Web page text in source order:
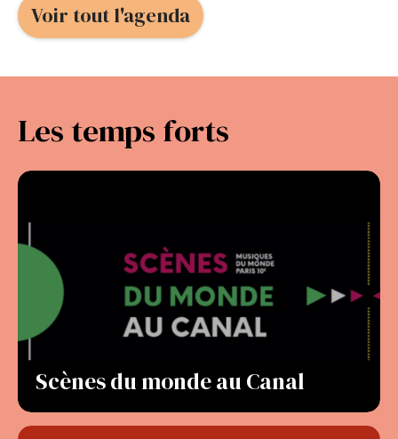
Voir tout l'agenda
Les temps forts
Scènes du monde au Canal